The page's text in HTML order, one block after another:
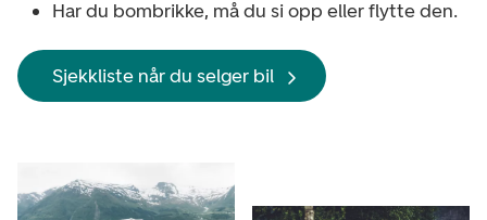
Har du bombrikke, må du si opp eller flytte den.
Sjekkliste når du selger bil